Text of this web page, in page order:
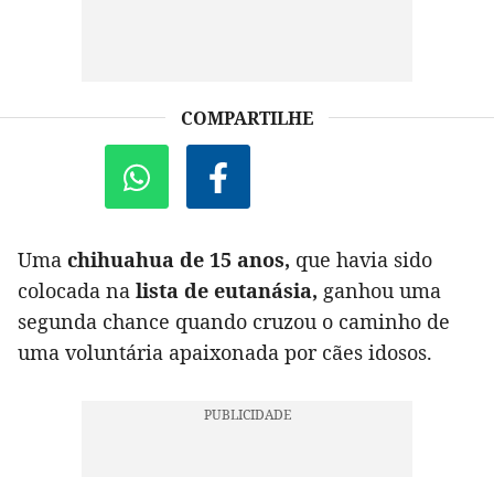
COMPARTILHE
Uma chihuahua de 15 anos, que havia sido
colocada na lista de eutanásia, ganhou uma
segunda chance quando cruzou o caminho de
uma voluntária apaixonada por cães idosos.